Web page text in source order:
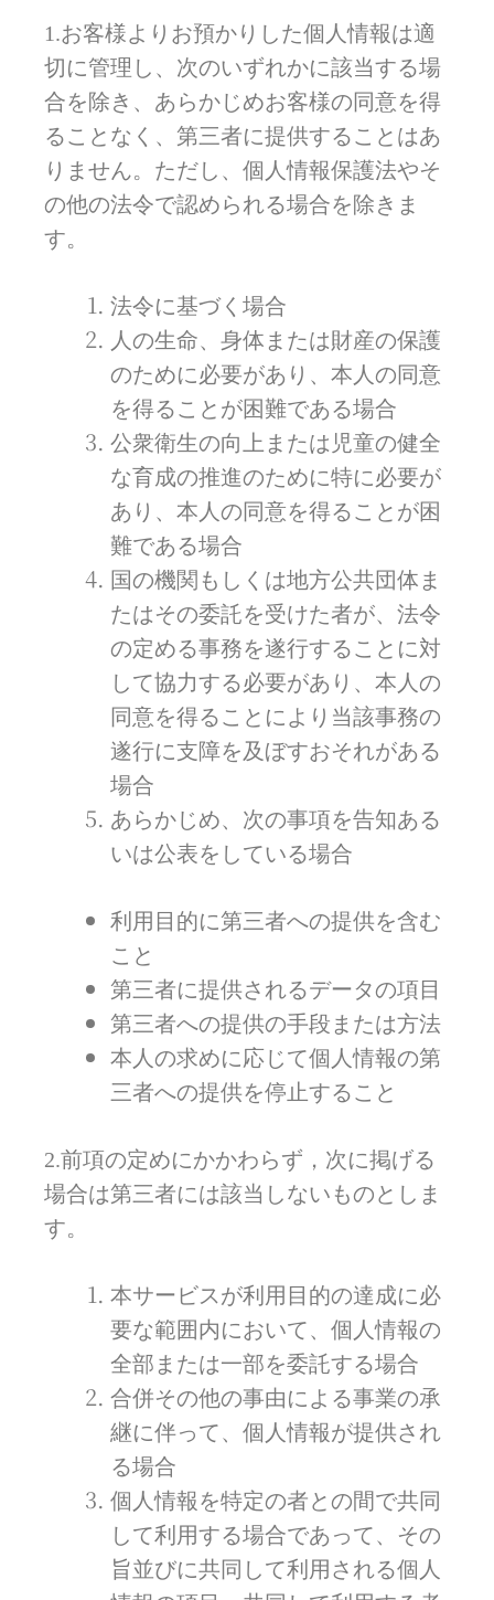
1.お客様よりお預かりした個人情報は適
切に管理し、次のいずれかに該当する場
合を除き、あらかじめお客様の同意を得
ることなく、第三者に提供することはあ
りません。ただし、個人情報保護法やそ
の他の法令で認められる場合を除きま
す。
法令に基づく場合
人の生命、身体または財産の保護
のために必要があり、本人の同意
を得ることが困難である場合
公衆衛生の向上または児童の健全
な育成の推進のために特に必要が
あり、本人の同意を得ることが困
難である場合
国の機関もしくは地方公共団体ま
たはその委託を受けた者が、法令
の定める事務を遂行することに対
して協力する必要があり、本人の
同意を得ることにより当該事務の
遂行に支障を及ぼすおそれがある
場合
あらかじめ、次の事項を告知ある
いは公表をしている場合
利用目的に第三者への提供を含む
こと
第三者に提供されるデータの項目
第三者への提供の手段または方法
本人の求めに応じて個人情報の第
三者への提供を停止すること
2.前項の定めにかかわらず，次に掲げる
場合は第三者には該当しないものとしま
す。
本サービスが利用目的の達成に必
要な範囲内において、個人情報の
全部または一部を委託する場合
合併その他の事由による事業の承
継に伴って、個人情報が提供され
る場合
個人情報を特定の者との間で共同
して利用する場合であって、その
旨並びに共同して利用される個人